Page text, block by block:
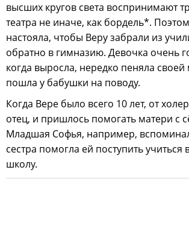
высших кругов света воспринимают
театра не иначе, как бордель*.
настояла, чтобы Веру забрали из
обратно в гимназию. Девочка очень
когда выросла, нередко пеняла своей
пошла у бабушки на поводу.
Когда Вере было всего 10 лет, от
отец, и пришлось помогать матери с
Младшая Софья, например,
сестра помогла ей поступить
школу.